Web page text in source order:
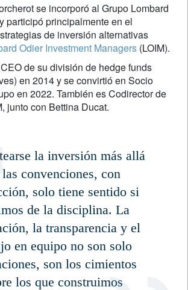
se incorporó al Grupo Lombard
participó principalmente en el
de inversión alternativas
Odier Investment Managers (LOIM).
de su división de hedge funds
en 2014 y se convirtió en Socio
en 2022. También es Codirector de
junto con Bettina Ducat.
la inversión más allá
convenciones, con
solo tiene sentido si
de la disciplina. La
la transparencia y el
en equipo no son solo
son los cimientos
los que construimos